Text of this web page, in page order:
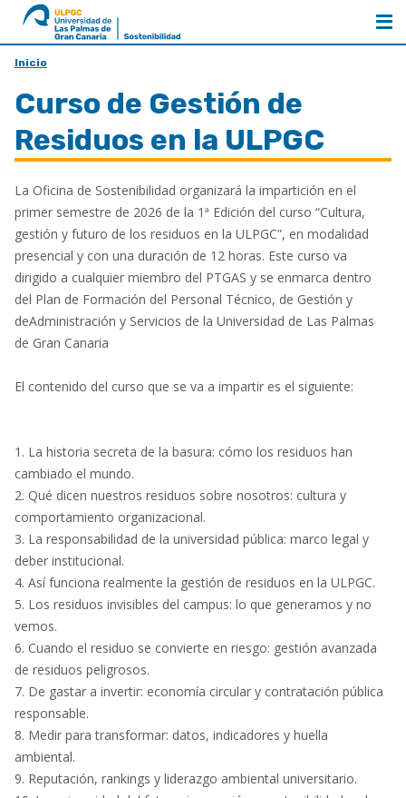
ULPGC
inicio
Inicio
Curso de Gestión de
Residuos en la ULPGC
La Oficina de Sostenibilidad organizará la impartición en el
primer semestre de 2026 de la 1ª Edición del curso “Cultura,
gestión y futuro de los residuos en la ULPGC”, en modalidad
presencial y con una duración de 12 horas. Este curso va
dirigido a cualquier miembro del PTGAS y se enmarca dentro
del Plan de Formación del Personal Técnico, de Gestión y
deAdministración y Servicios de la Universidad de Las Palmas
de Gran Canaria
El contenido del curso que se va a impartir es el siguiente:
1. La historia secreta de la basura: cómo los residuos han
cambiado el mundo.
2. Qué dicen nuestros residuos sobre nosotros: cultura y
comportamiento organizacional.
3. La responsabilidad de la universidad pública: marco legal y
deber institucional.
4. Así funciona realmente la gestión de residuos en la ULPGC.
5. Los residuos invisibles del campus: lo que generamos y no
vemos.
6. Cuando el residuo se convierte en riesgo: gestión avanzada
de residuos peligrosos.
7. De gastar a invertir: economía circular y contratación pública
responsable.
8. Medir para transformar: datos, indicadores y huella
ambiental.
9. Reputación, rankings y liderazgo ambiental universitario.